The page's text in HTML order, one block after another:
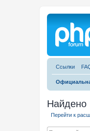
Ссылки
Найдено
Перейти к